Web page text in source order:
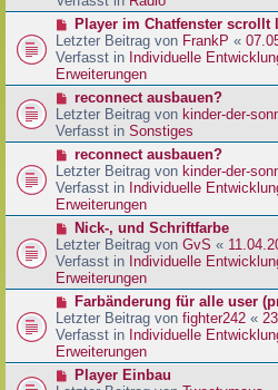
g
i
r
a
g
e
r
B
e
i
r
a
g
N
e
u
e
r
B
e
i
r
a
g
Player im Chatfenster scrollt
Letzter Beitrag von FrankP «
Verfasst in Individuelle
Erweiterungen
N
e
u
e
r
B
e
i
r
a
g
reconnect ausbauen?
Letzter Beitrag von kinder-der-
Verfasst in Sonstiges
N
e
u
e
r
B
e
i
t
a
g
reconnect ausbauen?
Letzter Beitrag von kinder-der-
Verfasst in Individuelle
Erweiterungen
N
e
u
e
r
B
e
i
t
Nick-, und Schriftfarbe
Letzter Beitrag von GvS «
Verfasst in Individuelle
Erweiterungen
N
e
u
e
r
B
Farbänderung für alle user
Letzter Beitrag von fighter242 «
Verfasst in Individuelle
Erweiterungen
NPlayer Einbau